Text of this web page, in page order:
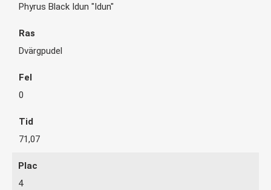
Phyrus Black Idun "Idun"
Dvärgpudel
0
71,07
4